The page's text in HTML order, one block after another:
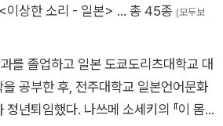
mio.wor
<이상한 소리 - 일본> … 총 45종 (모두보
를 졸업하고 일본 도쿄도리츠대학교 대
공부한 후, 전주대학교 일본언어문화
년퇴임했다. 나쓰메 소세키의 『이 몸